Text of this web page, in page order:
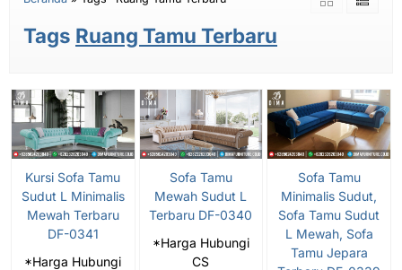
Tags Ruang Tamu Terbaru
Kursi Sofa Tamu
Sudut L Minimalis
Mewah Terbaru
DF-0341
*Harga Hubungi
Sofa Tamu
Mewah Sudut L
Terbaru DF-0340
*Harga Hubungi
CS
Sofa Tamu
Minimalis Sudut,
Sofa Tamu Sudut
L Mewah, Sofa
Tamu Jepara